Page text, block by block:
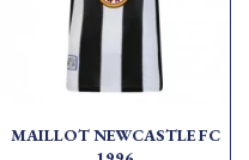
MAILLOT NEWCASTLE FC